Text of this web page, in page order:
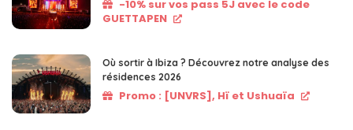
-10% sur vos pass 5J avec le code
GUETTAPEN
Où sortir à Ibiza ? Découvrez notre analyse des
résidences 2026
Promo : [UNVRS], Hï et Ushuaïa